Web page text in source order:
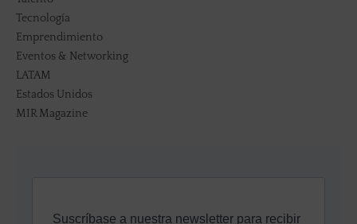
Tecnología
Emprendimiento
Eventos & Networking
LATAM
Estados Unidos
MIR Magazine